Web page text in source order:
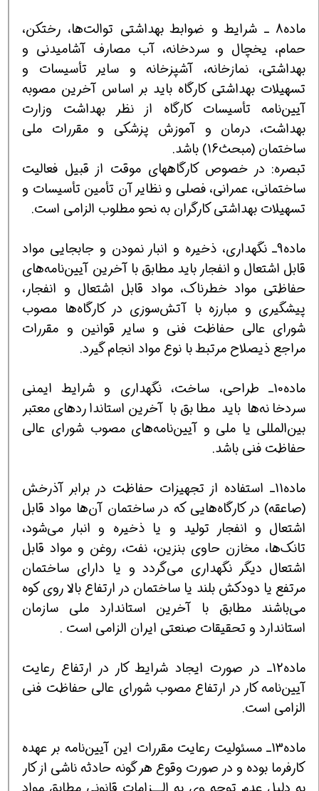
ماده8 ـ شرایط و ضوابط بهداشتی توالت‌ها، رختکن،
حمام، یخچال و سردخانه، آب مصارف آشامیدنی و
بهداشتی، نمازخانه، آشپزخانه و سایر تأسیسات و
تسهیلات بهداشتی کارگاه باید بر اساس آخرین مصوبه
آیین‌نامه تأسیسات کارگاه از نظر بهداشت وزارت
بهداشت، درمان و آموزش پزشکی و مقررات ملی
ساختمان (مبحث16) باشد.
تبصره: در خصوص کارگاههای موقت از قبیل فعالیت
ساختمانی، عمرانی، فصلی و نظایر آن تأمین تأسیسات و
تسهیلات بهداشتی کارگران به نحو مطلوب الزامی است.
ماده9ـ نگهداری، ذخیره و انبار نمودن و جابجایی مواد
قابل اشتعال و انفجار باید مطابق با آخرین آیین‌نامه‌های
حفاظتی مواد خطرناک، مواد قابل اشتعال و انفجار،
پیشگیری و مبارزه با آتش‌سوزی در کارگاه‌ها مصوب
شورای عالی حفاظت فنی و سایر قوانین و مقررات
مراجع ذیصلاح مرتبط با نوع مواد انجام گیرد.
ماده10ـ طراحی، ساخت، نگهداری و شرایط ایمنی
سردخانه‌ها باید مطابق با آخرین استانداردهای معتبر
بین‌المللی یا ملی و آیین‌نامه‌های مصوب شورای عالی
حفاظت فنی باشد.
ماده11ـ استفاده از تجهیزات حفاظت در برابر آذرخش
(صاعقه) در کارگاه‌هایی که در ساختمان آن‌ها مواد قابل
اشتعال و انفجار تولید و یا ذخیره و انبار می‌شود،
تانک‌ها، مخازن حاوی بنزین، نفت، روغن و مواد قابل
اشتعال دیگر نگهداری می‌گردد و یا دارای ساختمان
مرتفع یا دودکش بلند یا ساختمان در ارتفاع بالا روی کوه
می‌باشند مطابق با آخرین استاندارد ملی سازمان
استاندارد و تحقیقات صنعتی ایران الزامی است .
ماده12ـ در صورت ایجاد شرایط کار در ارتفاع رعایت
آیین‌نامه کار در ارتفاع مصوب شورای عالی حفاظت فنی
الزامی است.
ماده13ـ مسئولیت رعایت مقررات این آیین‌نامه بر عهده
کارفرما بوده و در صورت وقوع هر گونه حادثه ناشی از کار